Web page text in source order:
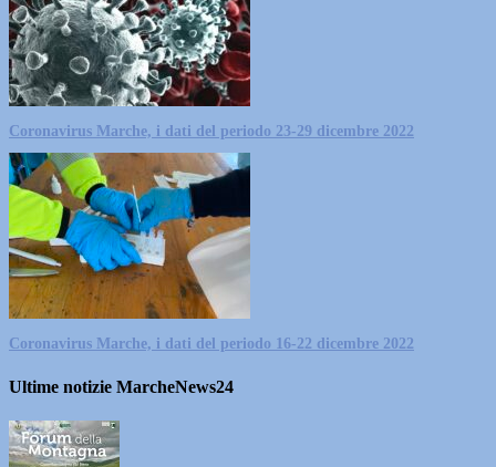
Coronavirus Marche, i dati del periodo 23-29 dicembre 2022
Coronavirus Marche, i dati del periodo 16-22 dicembre 2022
Ultime notizie MarcheNews24